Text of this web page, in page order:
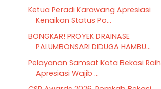
Ketua Peradi Karawang Apresiasi
Kenaikan Status Po...
BONGKAR! PROYEK DRAINASE
PALUMBONSARI DIDUGA HAMBU...
Pelayanan Samsat Kota Bekasi Raih
Apresiasi Wajib ...